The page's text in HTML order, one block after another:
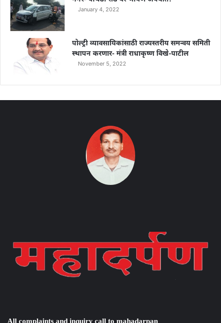
January 4, 2022
पोल्ट्री व्यावसायिकांसाठी राज्यस्तरीय समन्वय समिती
स्थापन करणार- मंत्री राधाकृष्ण विखे-पाटील
November 5, 2022